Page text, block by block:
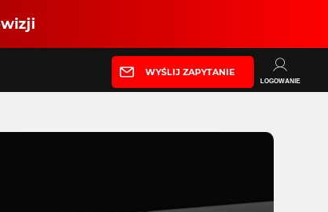
Partner produkcyjny
WYŚLIJ ZAPYTANIE
LOGOWANIE